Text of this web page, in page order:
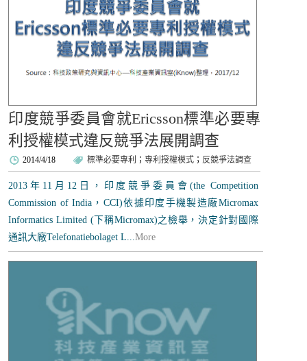
印度競爭委員會就Ericsson標準必要專
利授權模式違反競爭法展開調查
2014/4/18 標準必要專利 ；專利授權模式 ； 反競爭法調查
2013年11月12日，印度競爭委員會(the Competition
Commission of India，CCI)依據印度手機製造廠Micromax
Informatics Limited (下稱Micromax)之檢舉，決定針對國際
通訊大廠Telefonatiebolaget L...More